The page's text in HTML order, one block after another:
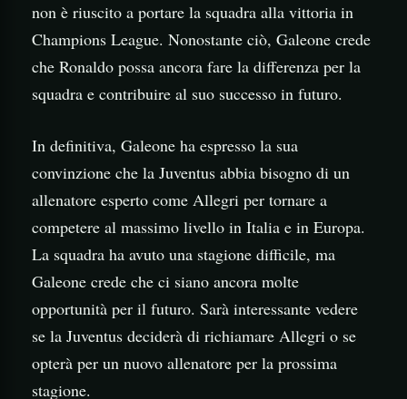
non è riuscito a portare la squadra alla vittoria in
Champions League. Nonostante ciò, Galeone crede
che Ronaldo possa ancora fare la differenza per la
squadra e contribuire al suo successo in futuro.
In definitiva, Galeone ha espresso la sua
convinzione che la Juventus abbia bisogno di un
allenatore esperto come Allegri per tornare a
competere al massimo livello in Italia e in Europa.
La squadra ha avuto una stagione difficile, ma
Galeone crede che ci siano ancora molte
opportunità per il futuro. Sarà interessante vedere
se la Juventus deciderà di richiamare Allegri o se
opterà per un nuovo allenatore per la prossima
stagione.